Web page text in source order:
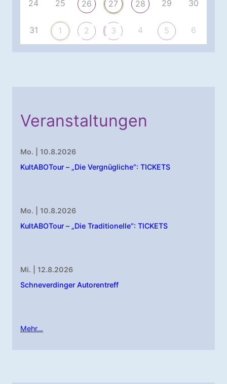
24 25 26 27 28 29 30
31 1 2 3 4 5 6
Veranstaltungen
Mo. | 10.8.2026
KultABOTour – „Die Vergnügliche“: TICKETS
Mo. | 10.8.2026
KultABOTour – „Die Traditionelle“: TICKETS
Mi. | 12.8.2026
Schneverdinger Autorentreff
Mehr…